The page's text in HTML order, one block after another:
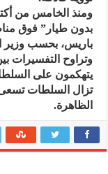
بدون طيار” فوق
باريس، بحسب وزير
وتراوح التفسيرات
يتهكمون على
تزال السلطات
الظاهرة.